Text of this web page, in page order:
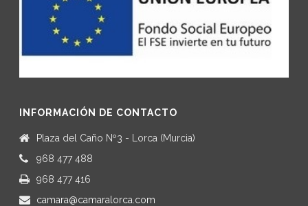
INFORMACIÓN DE CONTACTO
Plaza del Caño Nº3 - Lorca (Murcia)
968 477 488
968 477 416
camara@camaralorca.com